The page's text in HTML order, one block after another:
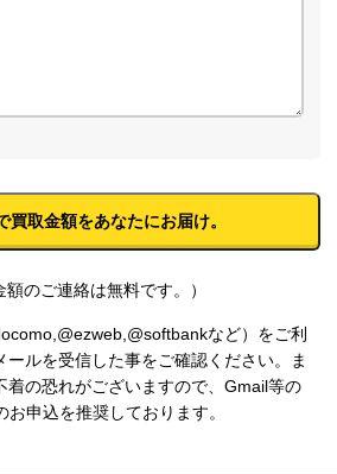
額のご連絡は無料です。）
など）をご利
ールを受信した事をご確認ください。ま
着の恐れがございますので、Gmail等の
申込を推奨しております。